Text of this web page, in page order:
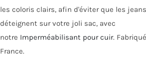
les coloris clairs, afin d'éviter que les
déteignent sur votre joli sac, avec
notre Imperméabilisant pour cuir.
France.